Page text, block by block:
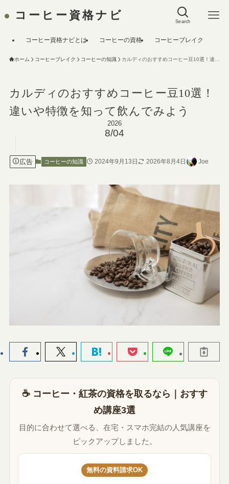
コーヒー資格ナビ Search
コーヒー資格ナビとは コーヒーの資格 コーヒーブレイク
ホーム コーヒーブレイク コーヒーの知識
カルディのおすすめコーヒー豆10選！
違いや特徴を知って飲んでみよう
2026
8/04
広告 コーヒーの知識 2024年9月13日 2026年8月4日 Joe
☕ コーヒー・紅茶の資格を取るなら｜おすす
め講座3選
目的に合わせて選べる、在宅・スマホ完結の人気講座を
ピックアップしました。
無料の資料請求OK